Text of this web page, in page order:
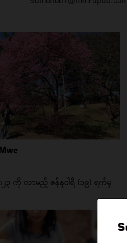
၂၃ ကို လာမည့် ဇန်နဝါရီ (၁၉) ရက်မှ